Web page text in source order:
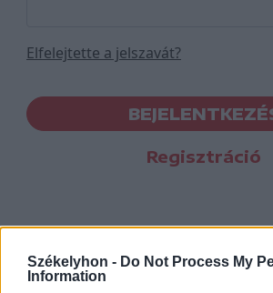
Székelyhon - Do Not Process My
Information
Elfelejtette a jelszavát?
Regisztráció